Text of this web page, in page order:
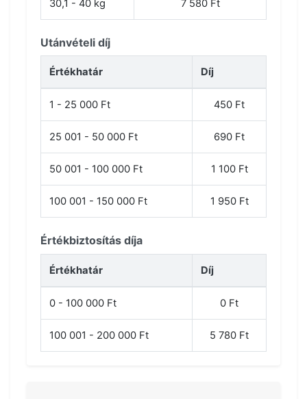
30,1 - 40 kg 7 580 Ft
Utánvételi díj
Értékhatár Díj
1 - 25 000 Ft 450 Ft
25 001 - 50 000 Ft 690 Ft
50 001 - 100 000 Ft 1 100 Ft
100 001 - 150 000 Ft 1 950 Ft
Értékbiztosítás díja
Értékhatár Díj
0 - 100 000 Ft 0 Ft
100 001 - 200 000 Ft 5 780 Ft